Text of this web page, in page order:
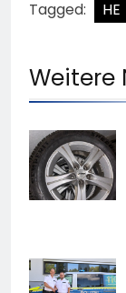
Tagged: HE
Weitere